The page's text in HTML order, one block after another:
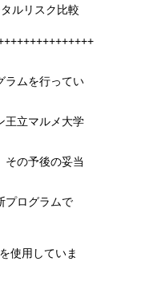
ルリスク比較
ラムを行ってい
王立マルメ大学
その予後の妥当
プログラムで
使用していま